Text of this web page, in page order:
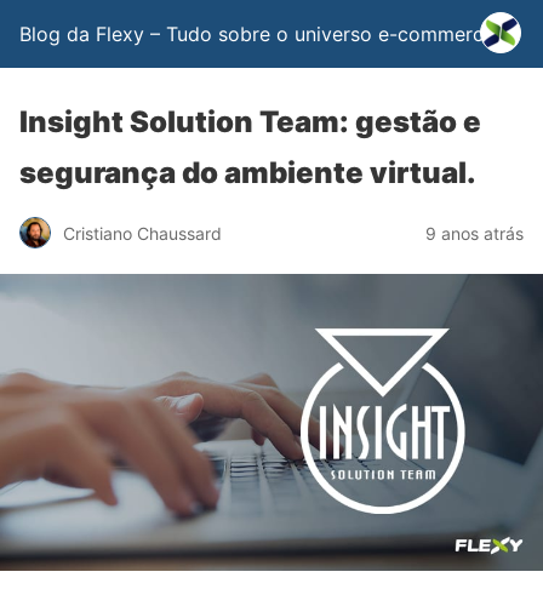
Blog da Flexy – Tudo sobre o universo e-commerce
Insight Solution Team: gestão e
segurança do ambiente virtual.
Cristiano Chaussard 9 anos atrás